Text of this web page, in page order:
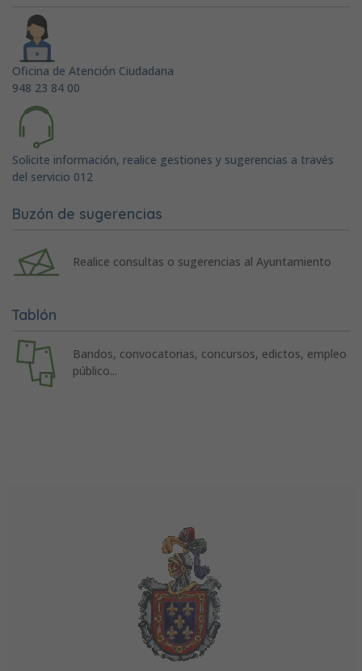
Oficina de Atención Ciudadana
948 23 84 00
Solicite información, realice gestiones y sugerencias a través
del servicio 012
Buzón de sugerencias
Realice consultas o sugerencias al Ayuntamiento
Tablón
Bandos, convocatorias, concursos, edictos, empleo
público...